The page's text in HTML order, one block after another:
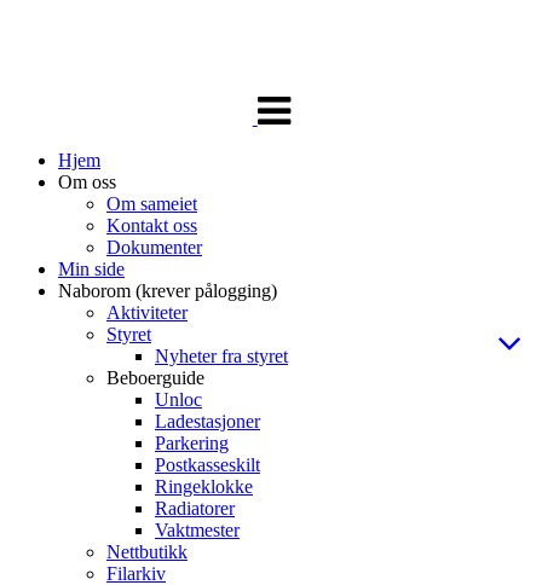
navigasjon
Hjem
Om oss
Om sameiet
Kontakt oss
Dokumenter
Min side
Naborom (krever pålogging)
Aktiviteter
Styret
Nyheter fra styret
Beboerguide
Unloc
Ladestasjoner
Parkering
Postkasseskilt
Ringeklokke
Radiatorer
Vaktmester
Nettbutikk
Filarkiv